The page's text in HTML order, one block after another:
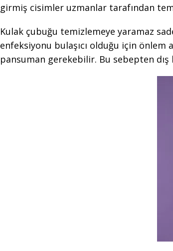
girmiş cisimler uzmanlar tarafından
Kulak çubuğu temizlemeye yaramaz
enfeksiyonu bulaşıcı olduğu için
pansuman gerekebilir. Bu sebepten